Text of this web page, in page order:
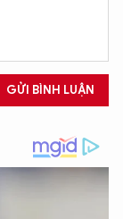
GỬI BÌNH LUẬN